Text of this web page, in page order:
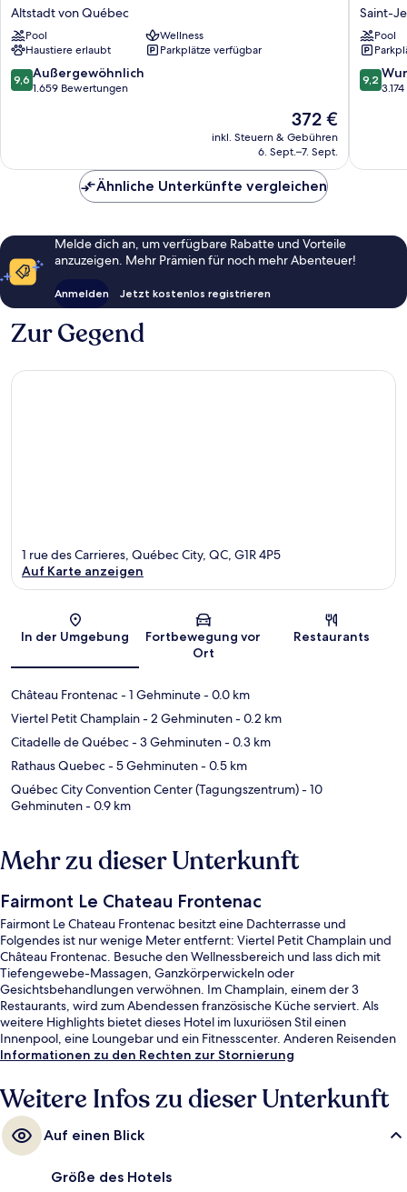
Capitole
Hôtel
Altstadt
von
Québec
Altstadt von Québec
Pool
Wellness
Haustiere erlaubt
Parkplätze verfügbar
9.6
von
9,6 Außergewöhnlich
1.659 Bewertungen
Der
Preis
beträgt
372 €
inkl. Steuern & Gebühren
6. Sept.–7. Sept.
Quebec
Saint-
Jean-
Baptiste
Saint-
Pool
9.2
von
9,2
Ähnliche Unterkünfte vergleichen
Melde dich an, um verfügbare Rabatte und Vorteile
anzuzeigen. Mehr Prämien für noch mehr Abenteuer!
Anmelden Jetzt kostenlos registrieren
Zur Gegend
Karte
1 rue des Carrieres, Québec City, QC, G1R 4P5
Auf Karte anzeigen
In der Umgebung
Fortbewegung vor
Ort
Restaurants
Château Frontenac- 1 Gehminute- 0.0 km
Viertel Petit Champlain- 2 Gehminuten- 0.2 km
Citadelle de Québec- 3 Gehminuten- 0.3 km
Rathaus Quebec- 5 Gehminuten- 0.5 km
Québec City Convention Center (Tagungszentrum)- 10
Gehminuten- 0.9 km
Mehr zu dieser Unterkunft
Fairmont Le Chateau Frontenac
Fairmont Le Chateau Frontenac besitzt eine Dachterrasse und
Folgendes ist nur wenige Meter entfernt: Viertel Petit Champlain und
Château Frontenac. Besuche den Wellnessbereich und lass dich mit
Tiefengewebe-Massagen, Ganzkörperwickeln oder
Gesichtsbehandlungen verwöhnen. Im Champlain, einem der 3
Restaurants, wird zum Abendessen französische Küche serviert. Als
weitere Highlights bietet dieses Hotel im luxuriösen Stil einen
Innenpool, eine Loungebar und ein Fitnesscenter. Anderen Reisenden
gefallen das hilfsbereite Personal und die Lage sehr gut.
Informationen zu den Rechten zur Stornierung
Weitere Infos zu dieser Unterkunft
Auf einen Blick
Größe des Hotels